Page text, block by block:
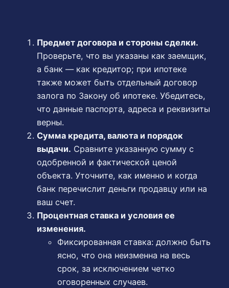
Предмет договора и стороны сделки.
Проверьте, что вы указаны как заемщик,
а банк — как кредитор; при ипотеке
также может быть отдельный договор
залога по Закону об ипотеке. Убедитесь,
что данные паспорта, адреса и реквизиты
верны.
Сумма кредита, валюта и порядок
выдачи. Сравните указанную сумму с
одобренной и фактической ценой
объекта. Уточните, как именно и когда
банк перечислит деньги продавцу или на
ваш счет.
Процентная ставка и условия ее
изменения.
Фиксированная ставка: должно быть
ясно, что она неизменна на весь
срок, за исключением четко
оговоренных случаев.